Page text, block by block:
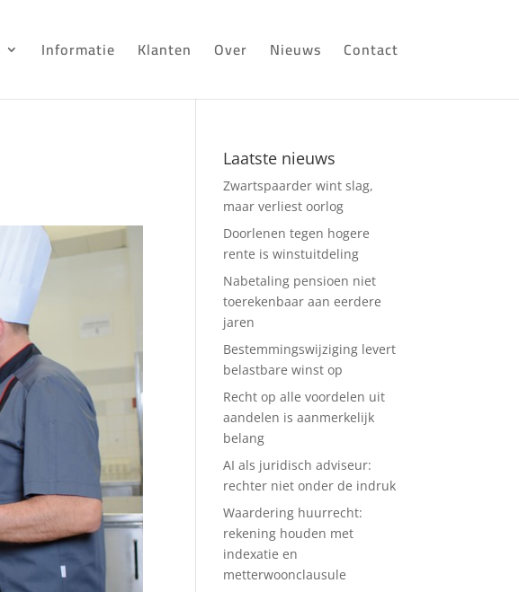
Informatie Klanten Over Nieuws Contact
Laatste nieuws
Zwartspaarder wint slag,
maar verliest oorlog
Doorlenen tegen hogere
rente is winstuitdeling
Nabetaling pensioen niet
toerekenbaar aan eerdere
jaren
Bestemmingswijziging levert
belastbare winst op
Recht op alle voordelen uit
aandelen is aanmerkelijk
belang
AI als juridisch adviseur:
rechter niet onder de indruk
Waardering huurrecht:
rekening houden met
indexatie en
metterwoonclausule